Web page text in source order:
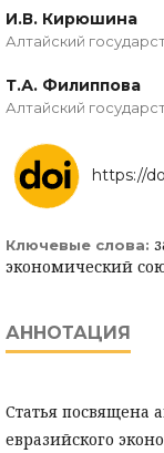
И.В. Кирюшина
Алтайский
Т.А. Филиппова
Алтайский
https://
Ключевые слова:
экономический
АННОТАЦИЯ
Статья посвящена
евразийского